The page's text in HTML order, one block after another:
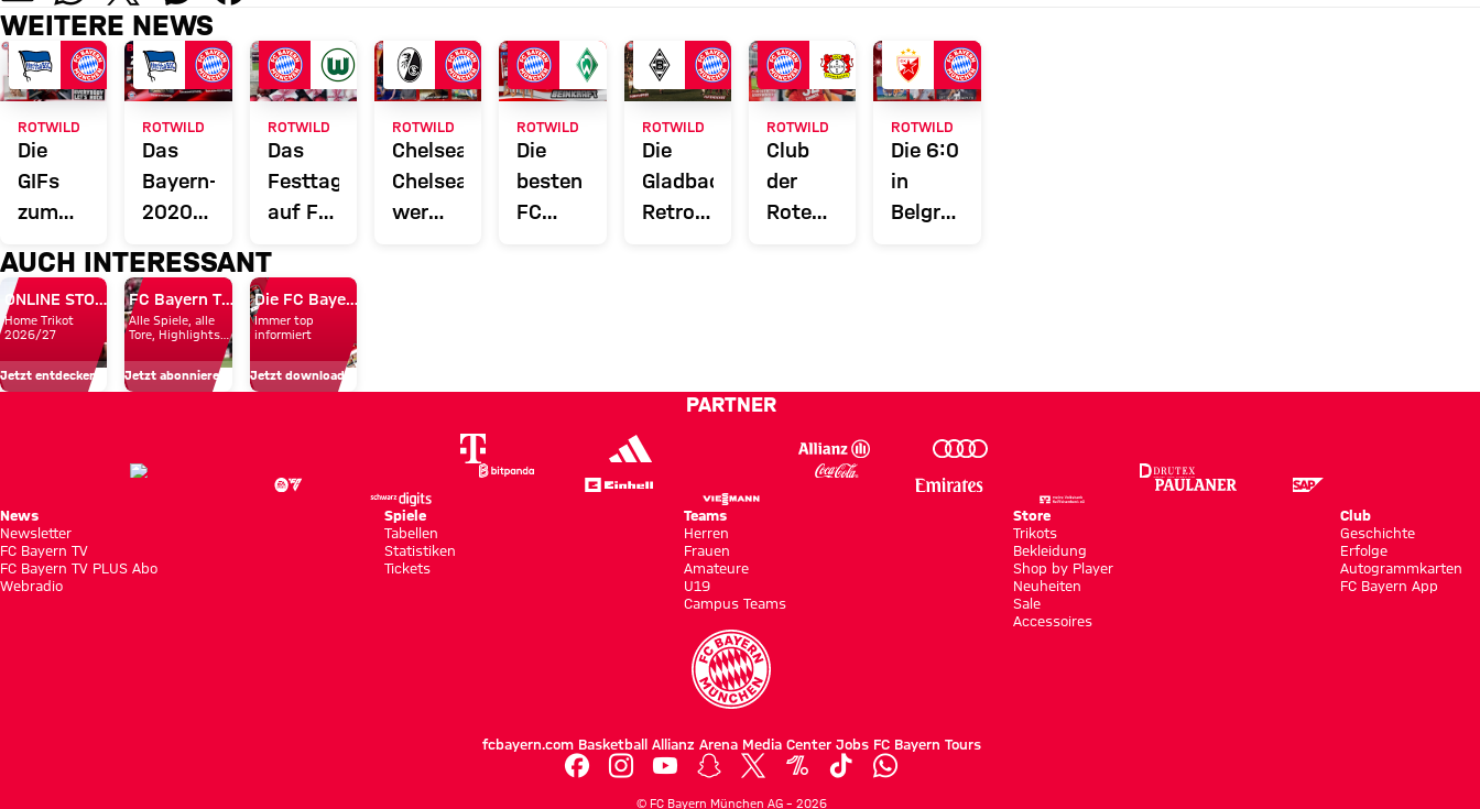
WEITERE NEWS
ROTWILD
Die
GIFs
zum
ROTWILD
Das
Bayern-
2020-
ROTWILD
Das
Festtagsprogramm
auf FC
TV LIVE
ROTWILD
Chelsea,
Chelsea,
wer
ROTWILD
Die
besten
FC
ROTWILD
Die
Gladbach-
Retro-
ROTWILD
Club
der
Roten
ROTWILD
Die 6:0
in
Belgrad-
AUCH INTERESSANT
ONLINE STORE
Home Trikot
2026/27
Jetzt entdecken
FC Bayern TV PLUS
Alle Spiele, alle
Tore, Highlights
Jetzt abonnieren!
Die FC Bayern Apps
Immer top
informiert
Jetzt downloaden!
PARTNER
News
Newsletter
FC Bayern TV
FC Bayern TV PLUS Abo
Webradio
Spiele
Tabellen
Statistiken
Tickets
Teams
Herren
Frauen
Amateure
U19
Campus Teams
Store
Trikots
Bekleidung
Shop by Player
Neuheiten
Sale
Accessoires
Club
Geschichte
Erfolge
Autogrammkarten
FC Bayern App
fcbayern.com Basketball Allianz Arena Media Center Jobs FC Bayern Tours
© FC Bayern München AG – 2026